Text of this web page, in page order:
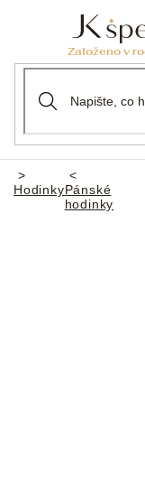
Domů
HodinkyPánské
hodinky